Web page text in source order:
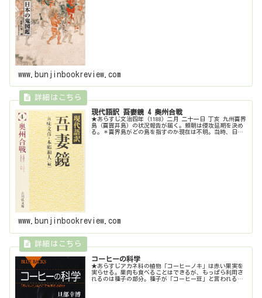
www.bunjinbookreview.com
現代語訳 吾妻鏡 4 奥州合戦
★あらすじ文治四年（1188）二月 二十一日 丁亥 九州喜界
島（喜賀井島）の状況報告が届く。頼朝は侵攻延期を決め
る。＊喜界島がどの島を指すのか現在は不明。当時、日本
www.bunjinbookreview.com
コーヒーの科学
★あらすじアカネ科の植物「コーヒーノキ」は赤い果実を
実らせる。果肉も食べることはできるが、もっぱら利用さ
れるのは種子の部分。種子が「コーヒー豆」と言われるも